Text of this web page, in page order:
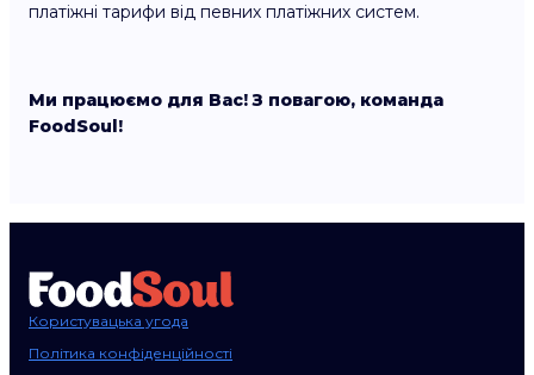
платіжні тарифи від певних платіжних систем.
Ми працюємо для Вас! З повагою, команда
FoodSoul!
Користувацька угода
Політика конфіденційності